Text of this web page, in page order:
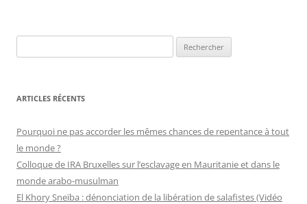
e
h
r
c
h
r
ARTICLES RÉCENTS
Pourquoi ne pas accorder les mêmes chances de repentance à tout
le monde ?
Colloque de IRA Bruxelles sur l’esclavage en Mauritanie et dans le
monde arabo-musulman
El Khory Sneïba : dénonciation de la libération de salafistes (Vidéo